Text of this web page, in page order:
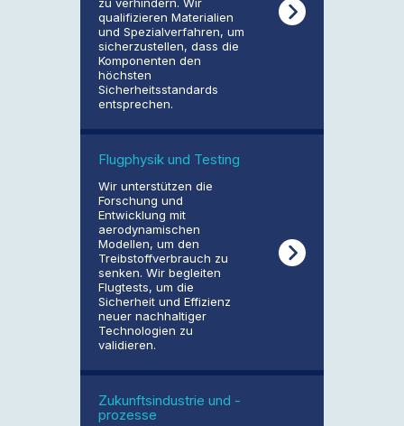
qualifizieren Materialien
und Spezialverfahren, um
sicherzustellen, dass die
Komponenten den
höchsten
Sicherheitsstandards
entsprechen.
Flugphysik und Testing
Wir unterstützen die
Forschung und
Entwicklung mit
aerodynamischen
Modellen, um den
Treibstoffverbrauch zu
senken. Wir begleiten
Flugtests, um die
Sicherheit und Effizienz
neuer nachhaltiger
Technologien zu
validieren.
Zukunftsindustrie und -
prozesse